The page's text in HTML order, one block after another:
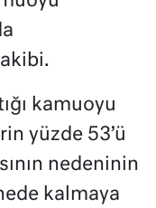
kamuoyu
yüzde 53’ü
nedeninin
kalmaya